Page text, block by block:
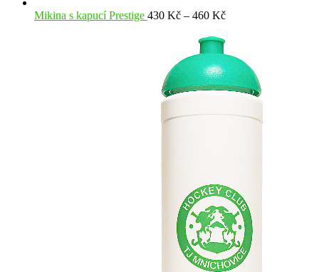
Mikina s kapucí Prestige 430 Kč – 460 KčRozpětí
430 Kč
až
460 Kč